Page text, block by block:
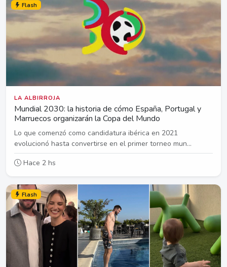
Flash
LA ALBIRROJA
Mundial 2030: la historia de cómo España, Portugal y
Marruecos organizarán la Copa del Mundo
Lo que comenzó como candidatura ibérica en 2021
evolucionó hasta convertirse en el primer torneo mun...
Hace 2 hs
Flash